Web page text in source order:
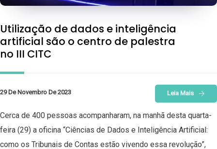
Utilização de dados e inteligência
artificial são o centro de palestra
no III CITC
29 De Novembro De 2023 Leia Mais
Cerca de 400 pessoas acompanharam, na manhã desta quarta-
feira (29) a oficina “Ciências de Dados e Inteligência Artificial:
como os Tribunais de Contas estão vivendo essa revolução”,